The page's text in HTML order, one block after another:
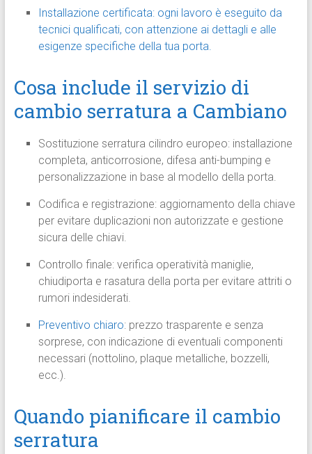
Installazione certificata: ogni lavoro è eseguito da
tecnici qualificati, con attenzione ai dettagli e alle
esigenze specifiche della tua porta.
Cosa include il servizio di
cambio serratura a Cambiano
Sostituzione serratura cilindro europeo: installazione
completa, anticorrosione, difesa anti-bumping e
personalizzazione in base al modello della porta.
Codifica e registrazione: aggiornamento della chiave
per evitare duplicazioni non autorizzate e gestione
sicura delle chiavi.
Controllo finale: verifica operatività maniglie,
chiudiporta e rasatura della porta per evitare attriti o
rumori indesiderati.
Preventivo chiaro: prezzo trasparente e senza
sorprese, con indicazione di eventuali componenti
necessari (nottolino, plaque metalliche, bozzelli,
ecc.).
Quando pianificare il cambio
serratura